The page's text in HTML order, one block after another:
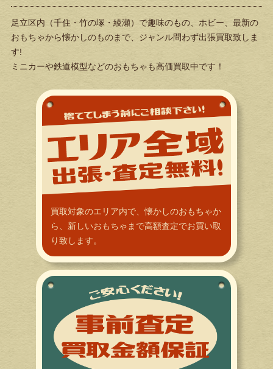
足立区内（千住・竹の塚・綾瀬）で趣味のもの、ホビー、最新の
おもちゃから懐かしのものまで、ジャンル問わず出張買取致しま
す!
ミニカーや鉄道模型などのおもちゃも高価買取中です！
買取対象のエリア内で、懐かしのおもちゃか
ら、新しいおもちゃまで高額査定でお買い取
り致します。